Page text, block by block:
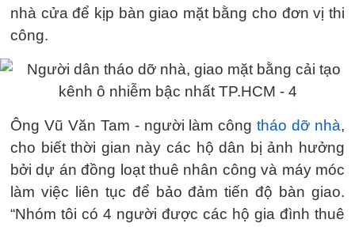
nhà cửa để kịp bàn giao mặt bằng cho đơn vị thi
công.
Ông Vũ Văn Tam - người làm côngtháo dỡ nhà,
cho biết thời gian này các hộ dân bị ảnh hưởng
bởi dự án đồng loạt thuê nhân công và máy móc
làm việc liên tục để bảo đảm tiến độ bàn giao.
“Nhóm tôi có 4 người được các hộ gia đình thuê